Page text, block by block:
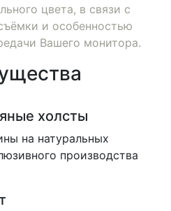
цвета, в связи с
и особенностью
Вашего монитора.
холсты
на натуральных
производства